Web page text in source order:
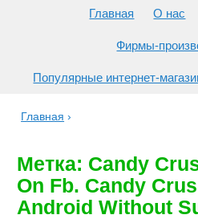
Главная О нас
Фирмы-
Популярные интернет-
Главная ›
Метка: Candy
On Fb. Candy
Android Without